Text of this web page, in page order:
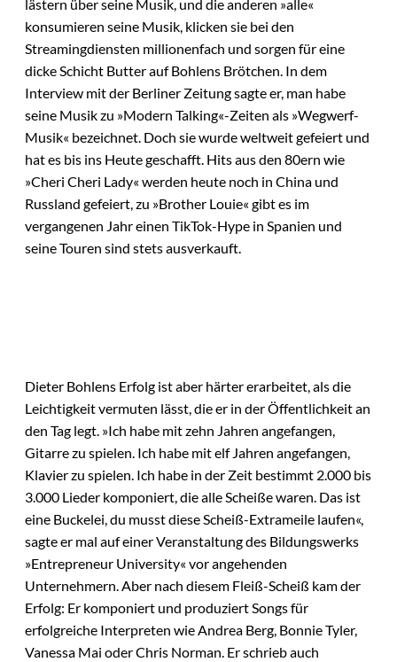
lästern über seine Musik, und die anderen »alle«
konsumieren seine Musik, klicken sie bei den
Streamingdiensten millionenfach und sorgen für eine
dicke Schicht Butter auf Bohlens Brötchen. In dem
Interview mit der Berliner Zeitung sagte er, man habe
seine Musik zu »Modern Talking«-Zeiten als »Wegwerf-
Musik« bezeichnet. Doch sie wurde weltweit gefeiert und
hat es bis ins Heute geschafft. Hits aus den 80ern wie
»Cheri Cheri Lady« werden heute noch in China und
Russland gefeiert, zu »Brother Louie« gibt es im
vergangenen Jahr einen TikTok-Hype in Spanien und
seine Touren sind stets ausverkauft.
Dieter Bohlens Erfolg ist aber härter erarbeitet, als die
Leichtigkeit vermuten lässt, die er in der Öffentlichkeit an
den Tag legt. »Ich habe mit zehn Jahren angefangen,
Gitarre zu spielen. Ich habe mit elf Jahren angefangen,
Klavier zu spielen. Ich habe in der Zeit bestimmt 2.000 bis
3.000 Lieder komponiert, die alle Scheiße waren. Das ist
eine Buckelei, du musst diese Scheiß-Extrameile laufen«,
sagte er mal auf einer Veranstaltung des Bildungswerks
»Entrepreneur University« vor angehenden
Unternehmern. Aber nach diesem Fleiß-Scheiß kam der
Erfolg: Er komponiert und produziert Songs für
erfolgreiche Interpreten wie Andrea Berg, Bonnie Tyler,
Vanessa Mai oder Chris Norman. Er schrieb auch